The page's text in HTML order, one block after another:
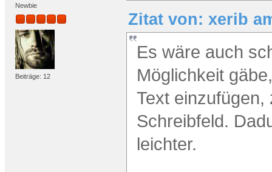
Newbie
Beiträge: 12
Zitat von: xerib
Es wäre auch
Möglichkeit
Text
Schreibfeld.
leichter.